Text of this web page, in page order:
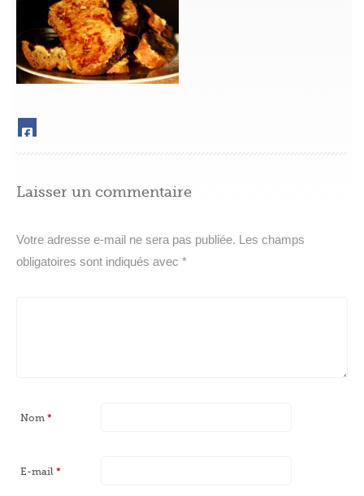
Laisser un commentaire
Votre adresse e-mail ne sera pas publiée. Les champs
obligatoires sont indiqués avec *
Nom *
E-mail *